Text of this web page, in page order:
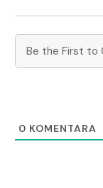
0 KOMENTARA